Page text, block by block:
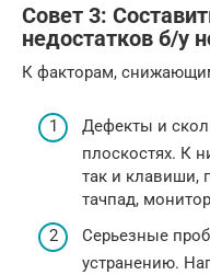
Совет 3:
недостатков б/у
К факторам,
Дефекты и
плоскостях. К
так и клавиши,
тачпад,
Серьезные
устранению.